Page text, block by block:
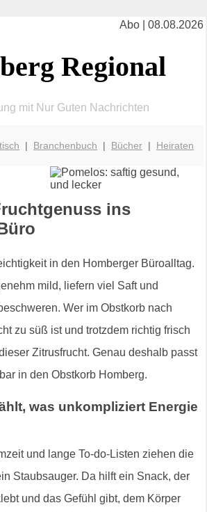
Abo | 08.08.2026
Regional
mit Nur Guten Nachrichten
| Branchenbuch | Bücher | Heiraten
ins
in den Homberger Büroalltag.
mild, liefern viel Saft und
Wer im Obstkorb nach
zu süß ist und trotzdem richtig frisch
Zitrusfrucht. Genau deshalb passt
in den Obstkorb Homberg.
was unkompliziert Energie
und lange To-do-Listen ziehen die
Staubsauger. Da hilft ein Snack, der
und das Gefühl gibt, dem Körper